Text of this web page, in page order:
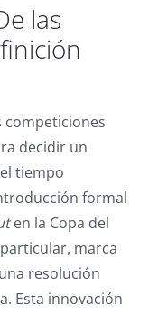
las
competiciones
decidir un
tiempo
formal
en la Copa del
marca
resolución
Esta innovación